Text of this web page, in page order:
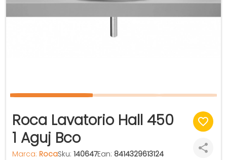
Roca Lavatorio Hall 450
1 Aguj Bco
Marca: RocaSku: 140647Ean: 8414329613124